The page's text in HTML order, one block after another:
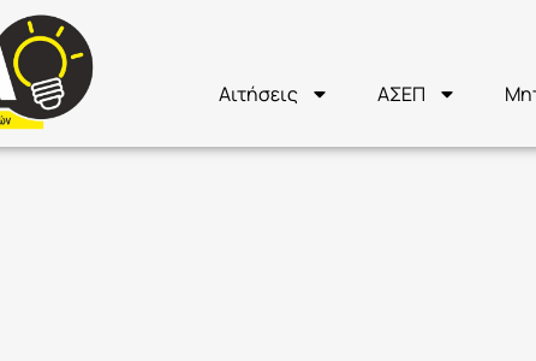
Αιτήσεις ΑΣΕΠ